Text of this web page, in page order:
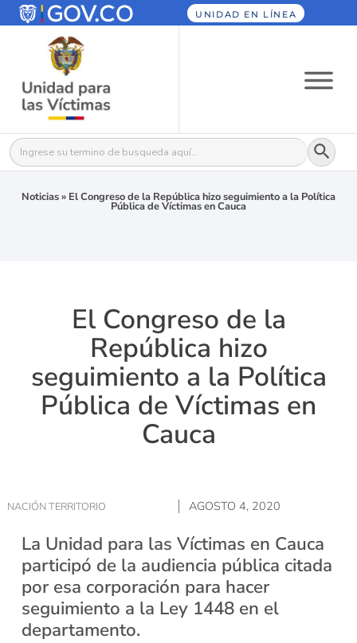
UNIDAD EN LÍNEA
Buscar: Botón
Noticias» El Congreso de la República hizo seguimiento a la Política
Pública de Víctimas en Cauca
El Congreso de la
República hizo
seguimiento a la Política
Pública de Víctimas en
Cauca
NACIÓN TERRITORIO AGOSTO 4, 2020
La Unidad para las Víctimas en Cauca
participó de la audiencia pública citada
por esa corporación para hacer
seguimiento a la Ley 1448 en el
departamento.